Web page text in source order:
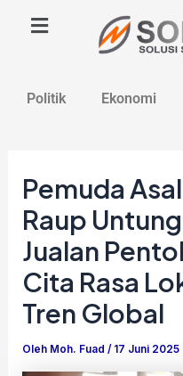
Politik Ekonomi
Pemuda
Raup
Jualan
Cita Rasa
Tren Global
Oleh Moh. Fuad/ 17 Juni 2025
navigation